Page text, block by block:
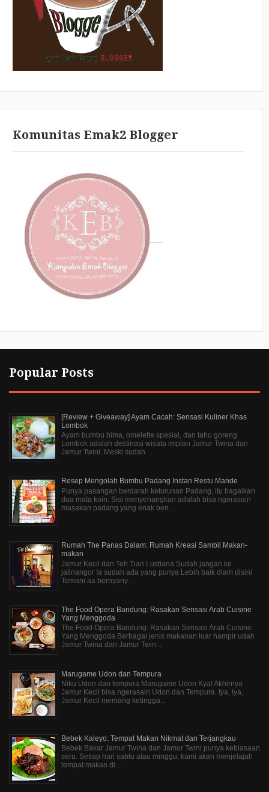
Komunitas Emak2 Blogger
Popular Posts
[Review + Giveaway] Ayam Cacah: Sensasi Kuliner Khas
Lombok
Ayam bumbu bima, omelette spesial, dan tahu goreng
Lombok adalah destinasi wisata impian Jamur Twina dan
Jamur Twini. Meski sudah ...
Resep Mengolah Bumbu Padang Instan Restu Mande
Punya pasangan berdarah keturunan Padang, itu bagaikan
dua mata koin. Sisi menyenangkan adalah bisa ngerasain
masakan padang yang enak ben...
Rumah The Panas Dalam: Rumah Kreasi Sambil Makan-
makan
Jamur Kecil dan Teh Tian Lustiana Sudah jangan ke
jatinangor Ia sudah ada yang punya Lebih baik diam disini
Temani aa bernyany...
The Food Opera Bandung: Rasakan Sensasi Arab Cuisine
Yang Menggoda
The Food Opera Bandung: Rasakan Sensasi Arab Cuisine
Yang Menggoda Berbagai jenis makanan luar hampir udah
Jamur Twina dan Jamur Twin...
Marugame Udon dan Tempura
Niku Udon dan tempura Marugame Udon Kya! Akhirnya
Jamur Kecil bisa ngerasain Udon dan Tempura. Iya, iya,
Jamur Kecil memang ketingga...
Bebek Kaleyo: Tempat Makan Nikmat dan Terjangkau
Bebek Bakar Jamur Twina dan Jamur Twini punya kebiasaan
seru. Setiap hari sabtu atau minggu, kami akan menjelajah
tempat makan di ...